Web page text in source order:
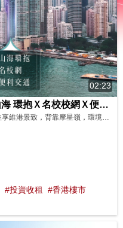
02:23
【海嵎】堅尼地城臨海新盤｜山海 環抱Ｘ名校校網Ｘ便捷社區 影片來源 : FINANCE 730
#投資收租
#香港樓市